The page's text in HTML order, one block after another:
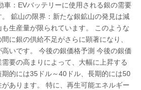
車：EVバッテリーに使用される銀の需要
鉱山の限界：新たな銀鉱山の発見は減
生産量が限られています。 このような
に銀の供給不足がさらに顕著になり、
いです。 今後の銀価格予測 今後の銀価
要の高まりによって、大幅に上昇する
的には35ドル～40ドル、長期的には50
があります。 特に、再生可能エネルギー